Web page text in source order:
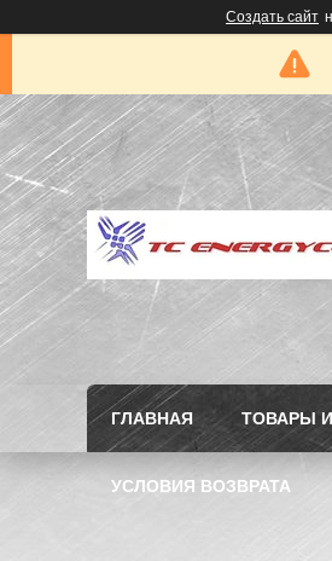
Создать сайт
ГЛАВНАЯ ТОВАРЫ
УСЛОВИЯ ВОЗВРАТА